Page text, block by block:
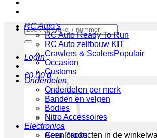
Zoeken
naar:
Login
€0.00 0
Geen producten in de
RC Auto’s
RC Auto Ready To Run
RC Auto zelfbouw KIT
Crawlers & Scalers
Occasion
Customs
Onderdelen
Onderdelen per merk
Banden en velgen
Bodies
Nitro Accessoires
Electronica
Accu Packs